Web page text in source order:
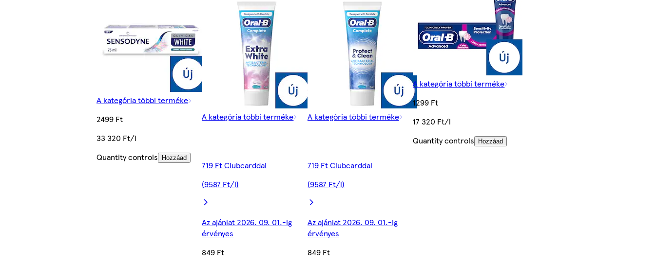
A kategória többi terméke
2499 Ft
33 320 Ft/l
Quantity controls
Hozzáad
A kategória többi terméke
719 Ft Clubcarddal
(9587 Ft/l)
Az ajánlat 2026. 09. 01.-ig
érvényes
849 Ft
A kategória többi terméke
719 Ft Clubcarddal
(9587 Ft/l)
Az ajánlat 2026. 09. 01.-ig
érvényes
849 Ft
A kategória többi terméke
1299 Ft
17 320 Ft/l
Quantity controls
Hozzáad